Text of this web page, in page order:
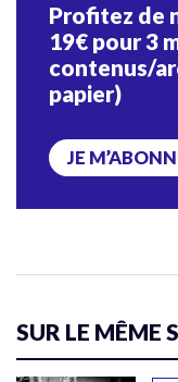
Profitez de
19€ pour 3
contenus/
papier)
JE
SUR LE MÊME